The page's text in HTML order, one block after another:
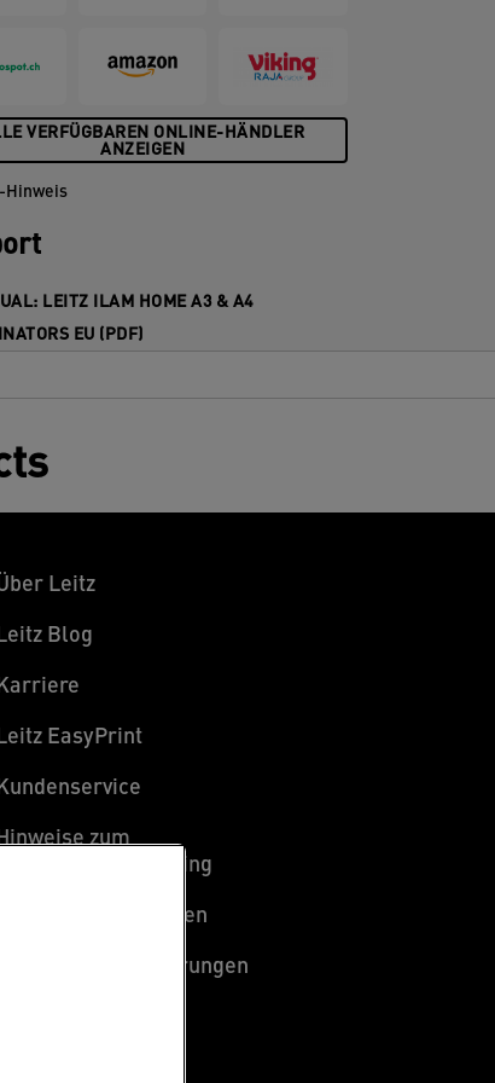
VERFÜGBAREN ONLINE-HÄNDLER
ANZEIGEN
LEITZ ILAM HOME A3 & A4
EU (PDF)
Leitz
Leitz Blog
Karriere
Leitz EasyPrint
Kundenservice
zum
Verpackungsrecycling
Garantiebedingungen
Konformitätserklärungen